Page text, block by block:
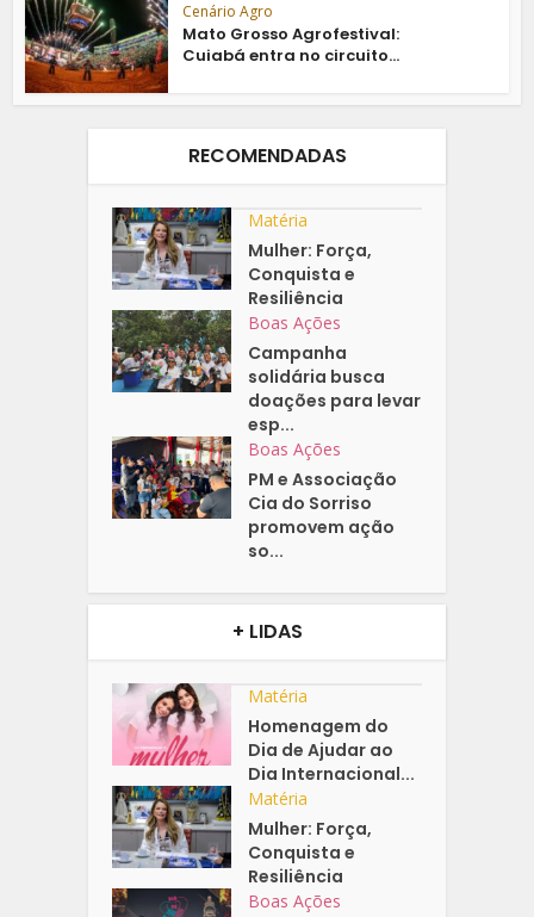
Cenário Agro
Mato Grosso Agrofestival:
Cuiabá entra no circuito...
RECOMENDADAS
Matéria
Mulher: Força,
Conquista e
Resiliência
Boas Ações
Campanha
solidária busca
doações para levar
esp...
Boas Ações
PM e Associação
Cia do Sorriso
promovem ação
so...
+ LIDAS
Matéria
Homenagem do
Dia de Ajudar ao
Dia Internacional...
Matéria
Mulher: Força,
Conquista e
Resiliência
Boas Ações